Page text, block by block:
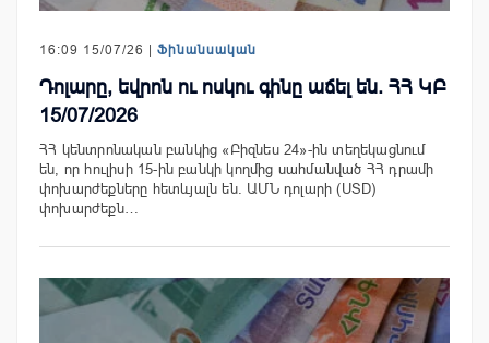
16:09 15/07/26 | Ֆինանսական
Դոլարը, եվրոն ու ոսկու գինը աճել են. ՀՀ ԿԲ
15/07/2026
ՀՀ կենտրոնական բանկից «Բիզնես 24»-ին տեղեկացնում
են, որ հուլիսի 15-ին բանկի կողմից սահմանված ՀՀ դրամի
փոխարժեքները հետևյալն են. ԱՄՆ դոլարի (USD)
փոխարժեքն…